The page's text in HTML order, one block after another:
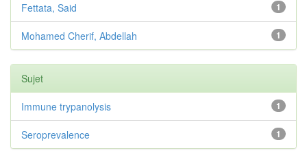
1
Fettata, Said
1
Mohamed Cherif, Abdellah
Sujet
1
Immune trypanolysis
1
Seroprevalence